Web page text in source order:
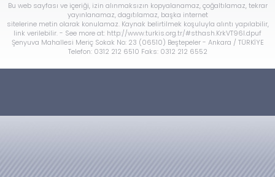
Bu web sayfası ve içeriği, izin alınmaksızın kopyalanamaz, çoğaltılamaz, tekrar
yayınlanamaz, dagıtılamaz, başka internet
sitelerine metin olarak konulamaz. Kaynak belirtilmek koşuluyla alıntı yapılabilir,
link verilebilir. - See more at: http://www.turkis.org.tr/#sthash.KrkVT96l.dpuf
Şenyuva Mahallesi Meriç Sokak No: 23 (06510) Beştepeler - Ankara / TÜRKİYE
Telefon: 0312 212 6510 Faks: 0312 212 6552